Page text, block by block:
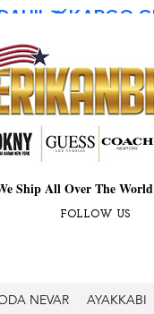
Ship All Over The World
FOLLOW US
NEVAR AYAKKABI